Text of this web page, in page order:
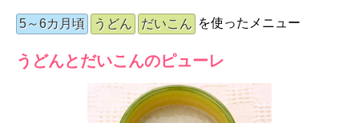
5～6カ月頃 うどん だいこん を使ったメニュー
うどんとだいこんのピューレ